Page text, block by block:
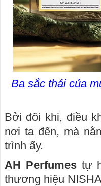
Ba sắc thái của
Bởi đôi khi, điều
nơi ta đến, mà
trình ấy.
AH Perfumestự
thương hiệu